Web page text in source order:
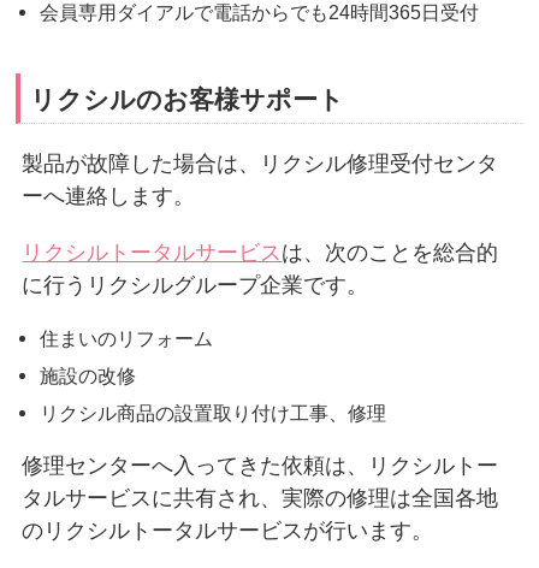
会員専用ダイアルで電話からでも24時間365日受付
リクシルのお客様サポート
製品が故障した場合は、リクシル修理受付センタ
ーへ連絡します。
リクシルトータルサービスは、次のことを総合的
に行うリクシルグループ企業です。
住まいのリフォーム
施設の改修
リクシル商品の設置取り付け工事、修理
修理センターへ入ってきた依頼は、リクシルトー
タルサービスに共有され、実際の修理は全国各地
のリクシルトータルサービスが行います。